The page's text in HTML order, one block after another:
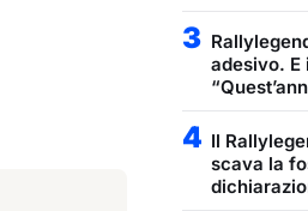
3
adesivo. E
4 Il
scava la